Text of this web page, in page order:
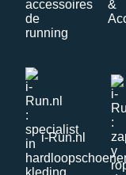
i-Run.nl